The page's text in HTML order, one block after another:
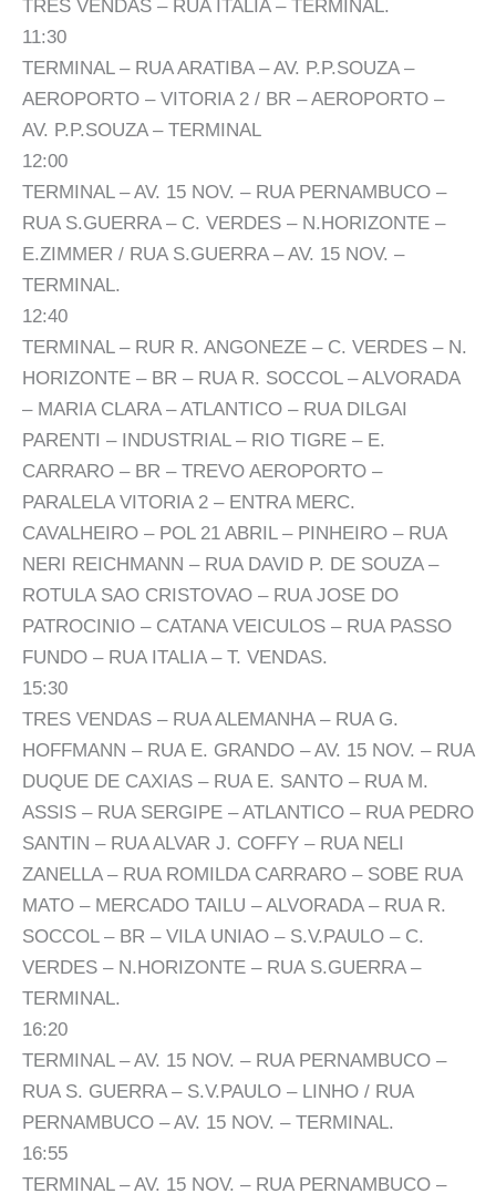
TRES VENDAS – RUA ITALIA – TERMINAL.
11:30
TERMINAL – RUA ARATIBA – AV. P.P.SOUZA –
AEROPORTO – VITORIA 2 / BR – AEROPORTO –
AV. P.P.SOUZA – TERMINAL
12:00
TERMINAL – AV. 15 NOV. – RUA PERNAMBUCO –
RUA S.GUERRA – C. VERDES – N.HORIZONTE –
E.ZIMMER / RUA S.GUERRA – AV. 15 NOV. –
TERMINAL.
12:40
TERMINAL – RUR R. ANGONEZE – C. VERDES – N.
HORIZONTE – BR – RUA R. SOCCOL – ALVORADA
– MARIA CLARA – ATLANTICO – RUA DILGAI
PARENTI – INDUSTRIAL – RIO TIGRE – E.
CARRARO – BR – TREVO AEROPORTO –
PARALELA VITORIA 2 – ENTRA MERC.
CAVALHEIRO – POL 21 ABRIL – PINHEIRO – RUA
NERI REICHMANN – RUA DAVID P. DE SOUZA –
ROTULA SAO CRISTOVAO – RUA JOSE DO
PATROCINIO – CATANA VEICULOS – RUA PASSO
FUNDO – RUA ITALIA – T. VENDAS.
15:30
TRES VENDAS – RUA ALEMANHA – RUA G.
HOFFMANN – RUA E. GRANDO – AV. 15 NOV. – RUA
DUQUE DE CAXIAS – RUA E. SANTO – RUA M.
ASSIS – RUA SERGIPE – ATLANTICO – RUA PEDRO
SANTIN – RUA ALVAR J. COFFY – RUA NELI
ZANELLA – RUA ROMILDA CARRARO – SOBE RUA
MATO – MERCADO TAILU – ALVORADA – RUA R.
SOCCOL – BR – VILA UNIAO – S.V.PAULO – C.
VERDES – N.HORIZONTE – RUA S.GUERRA –
TERMINAL.
16:20
TERMINAL – AV. 15 NOV. – RUA PERNAMBUCO –
RUA S. GUERRA – S.V.PAULO – LINHO / RUA
PERNAMBUCO – AV. 15 NOV. – TERMINAL.
16:55
TERMINAL – AV. 15 NOV. – RUA PERNAMBUCO –